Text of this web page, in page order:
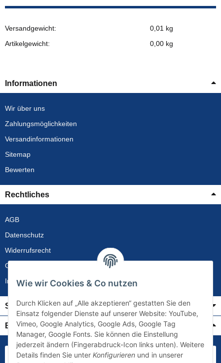
Versandgewicht:
0,01 kg
Artikelgewicht:
0,00 kg
Informationen
Wir über uns
Zahlungsmöglichkeiten
Versandinformationen
Sitemap
Bewerten
Rechtliches
AGB
Datenschutz
Widerrufsrecht
Gewährleistung
Impressum
Service
Bezahlung & Versand
Wie wir Cookies & Co nutzen
Durch Klicken auf „Alle akzeptieren“ gestatten Sie den
Einsatz folgender Dienste auf unserer Website: YouTube,
Vimeo, Google Analytics, Google Ads, Google Tag
Manager, Google Fonts. Sie können die Einstellung
jederzeit ändern (Fingerabdruck-Icon links unten). Weitere
Details finden Sie unter Konfigurieren und in unserer